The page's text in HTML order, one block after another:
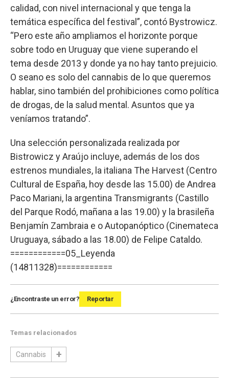
calidad, con nivel internacional y que tenga la
temática específica del festival”, contó Bystrowicz.
“Pero este año ampliamos el horizonte porque
sobre todo en Uruguay que viene superando el
tema desde 2013 y donde ya no hay tanto prejuicio.
O seano es solo del cannabis de lo que queremos
hablar, sino también del prohibiciones como política
de drogas, de la salud mental. Asuntos que ya
veníamos tratando”.
Una selección personalizada realizada por
Bistrowicz y Araújo incluye, además de los dos
estrenos mundiales, la italiana The Harvest (Centro
Cultural de España, hoy desde las 15.00) de Andrea
Paco Mariani, la argentina Transmigrants (Castillo
del Parque Rodó, mañana a las 19.00) y la brasileña
Benjamín Zambraia e o Autopanóptico (Cinemateca
Uruguaya, sábado a las 18.00) de Felipe Cataldo.
============05_Leyenda
(14811328)============
¿Encontraste un error? Reportar
Temas relacionados
Cannabis